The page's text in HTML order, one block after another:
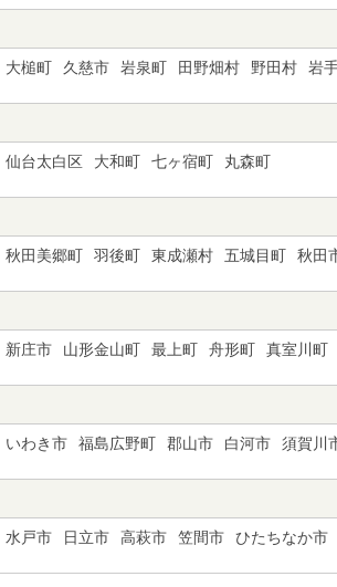
大槌町 久慈市 岩泉町 田野畑村 野田村 岩
仙台太白区 大和町 七ヶ宿町 丸森町
秋田美郷町 羽後町 東成瀬村 五城目町 秋田
新庄市 山形金山町 最上町 舟形町 真室川町
いわき市 福島広野町 郡山市 白河市 須賀川
水戸市 日立市 高萩市 笠間市 ひたちなか市